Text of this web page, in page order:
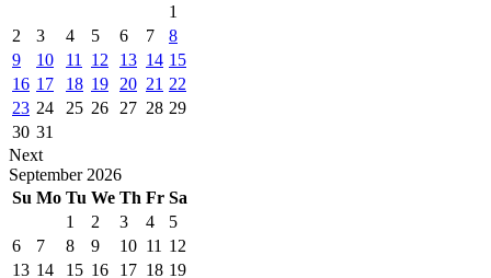
1
2
3 4 5 6 7
8
9
10 11 12 13 14 15
16 17 18 19 20 21 22
23 24 25 26 27 28 29
30 31
Next
September 2026
Su Mo Tu We Th Fr Sa
1
2 3 4
5
6
7 8 9 10 11 12
13 14 15 16 17 18 19